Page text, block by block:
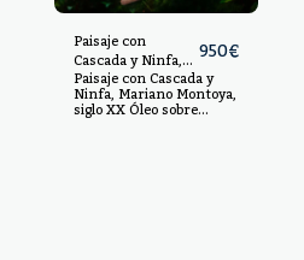
Paisaje con
Cascada y Ninfa,
Mariano Montoya,
siglo XX
950€
Paisaje con Cascada y
Ninfa, Mariano Montoya,
siglo XX Óleo sobre
lienzo, medidas: 92 x 66